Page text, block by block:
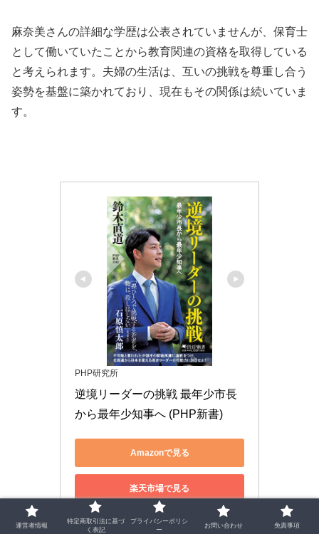
麻奈美さんの詳細な学歴は公表されていませんが、保育士
として働いていたことから教育関連の資格を取得している
と考えられます。夫婦の生活は、互いの挑戦を尊重し合う
姿勢を基盤に築かれており、現在もその関係は続いていま
す。
PHP研究所
逆境リーダーの挑戦 最年少市長
から最年少知事へ (PHP新書)
Amazonで見る
楽天市場で見る
Yahoo!ショッピングで見る
運営者情報
特定商取引法に基づ
く表記
プライバシーポリシ
ー
お問い合わせ 免責事項